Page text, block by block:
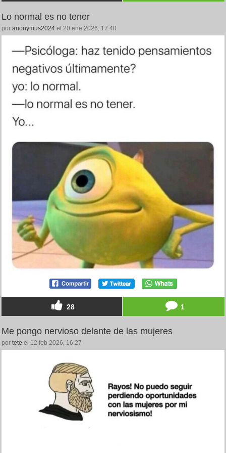
Lo normal es no tener
por anonymus2024 el 20 ene 2026, 17:40
28 1
Me pongo nervioso delante de las mujeres
por tete el 12 feb 2026, 16:27